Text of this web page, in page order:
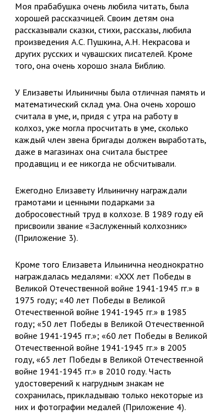
Моя прабабушка очень любила читать, была
хорошей рассказчицей. Своим детям она
рассказывали сказки, стихи, рассказы, любила
произведения А.С. Пушкина, А.Н. Некрасова и
других русских и чувашских писателей. Кроме
того, она очень хорошо знала Библию.
У Елизаветы Ильиничны была отличная память и
математический склад ума. Она очень хорошо
считала в уме, и, придя с утра на работу в
колхоз, уже могла просчитать в уме, сколько
каждый член звена бригады должен выработать,
даже в магазинах она считала быстрее
продавщиц и ее никогда не обсчитывали.
Ежегодно Елизавету Ильиничну награждали
грамотами и ценными подарками за
добросовестный труд в колхозе. В 1989 году ей
присвоили звание «Заслуженный колхозник»
(Приложение 3).
Кроме того Елизавета Ильинична неоднократно
награждалась медалями: «XXXлет Победы в
Великой Отечественной войне 1941-1945 гг.» в
1975 году; «40 лет Победы в Великой
Отечественной войне 1941-1945 гг.» в 1985
году; «50 лет Победы в Великой Отечественной
войне 1941-1945 гг.»; «60 лет Победы в Великой
Отечественной войне 1941-1945 гг.» в 2005
году, «65 лет Победы в Великой Отечественной
войне 1941-1945 гг.» в 2010 году. Часть
удостоверений к нагрудным знакам не
сохранилась, прикладываю только некоторые из
них и фотографии медалей (Приложение 4).